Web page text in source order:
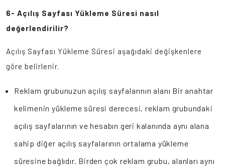
6- Açılış Sayfası Yükleme Süresi nasıl
değerlendirilir?
Açılış Sayfası Yükleme Süresi aşağıdaki değişkenlere
göre belirlenir.
Reklam grubunuzun açılış sayfalarının alanı Bir anahtar
kelimenin yükleme süresi derecesi, reklam grubundaki
açılış sayfalarının ve hesabın geri kalanında aynı alana
sahip diğer açılış sayfalarının ortalama yükleme
süresine bağlıdır. Birden çok reklam grubu, alanları aynı